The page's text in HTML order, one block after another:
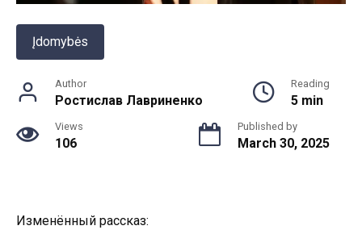
Įdomybės
Author
Ростислав Лавриненко
Reading
5 min
Views
106
Published by
March 30, 2025
Изменённый рассказ: